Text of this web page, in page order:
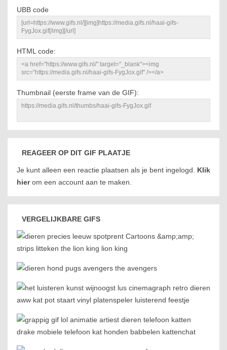
UBB code
HTML code:
Thumbnail (eerste frame van de GIF):
REAGEER OP DIT GIF PLAATJE
Je kunt alleen een reactie plaatsen als je bent ingelogd. Klik
hierom een account aan te maken.
VERGELIJKBARE GIFS